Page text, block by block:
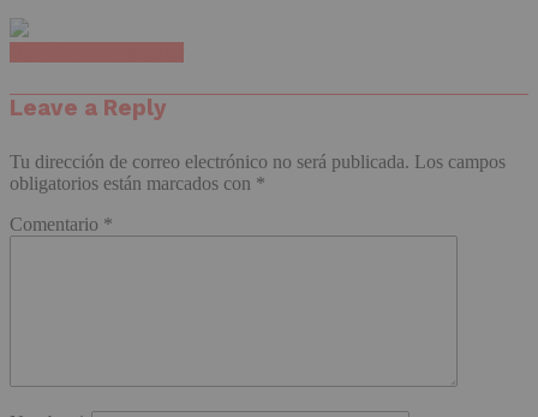
Leave a Reply
Tu dirección de correo electrónico no será publicada. Los campos
obligatorios están marcados con *
Comentario *